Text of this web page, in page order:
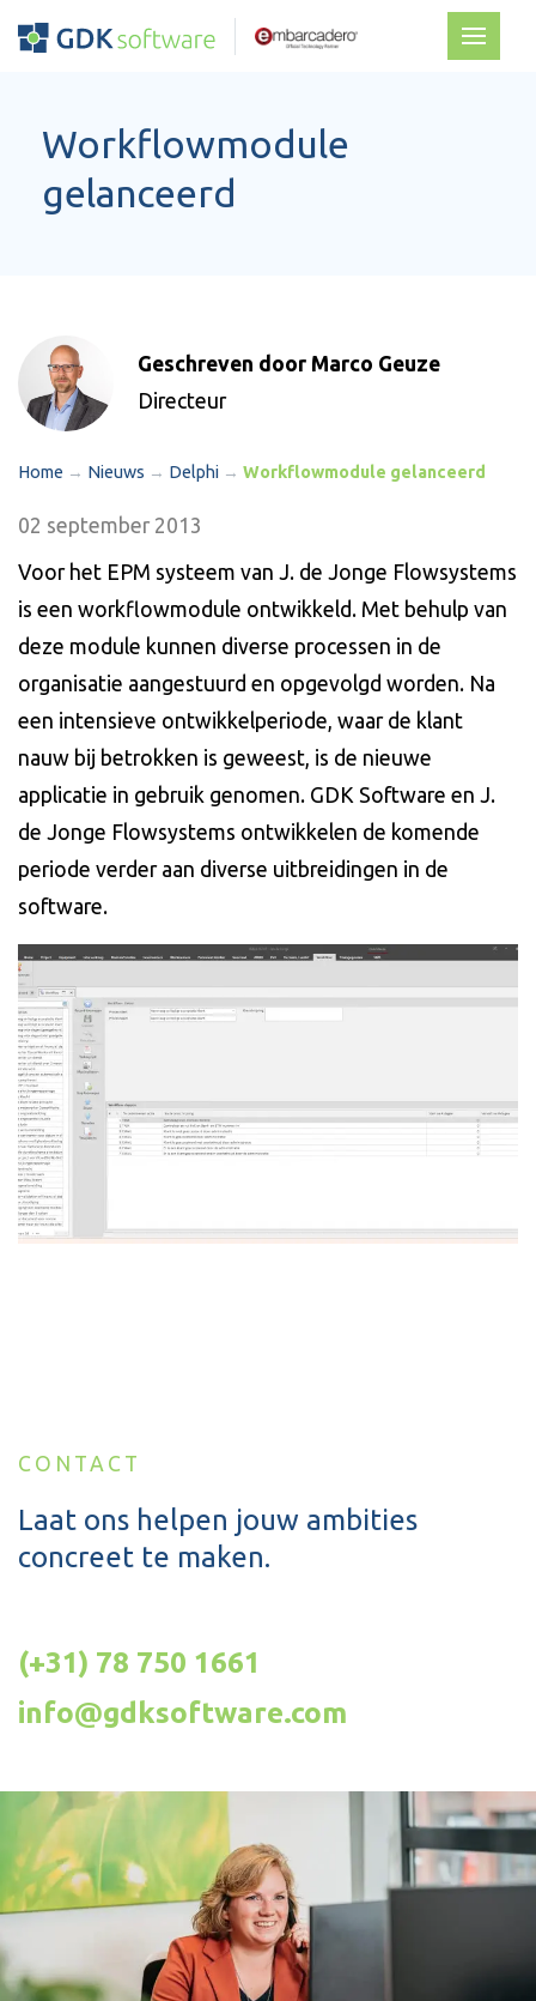
Workflowmodule
gelanceerd
Geschreven door Marco Geuze
Directeur
Home → Nieuws → Delphi → Workflowmodule gelanceerd
02 september 2013
Voor het EPM systeem van J. de Jonge Flowsystems
is een workflowmodule ontwikkeld. Met behulp van
deze module kunnen diverse processen in de
organisatie aangestuurd en opgevolgd worden. Na
een intensieve ontwikkelperiode, waar de klant
nauw bij betrokken is geweest, is de nieuwe
applicatie in gebruik genomen. GDK Software en J.
de Jonge Flowsystems ontwikkelen de komende
periode verder aan diverse uitbreidingen in de
software.
CONTACT
Laat ons helpen jouw ambities
concreet te maken.
(+31) 78 750 1661
info@gdksoftware.com